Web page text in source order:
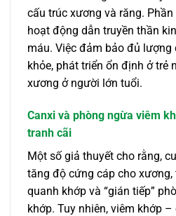
cấu trúc xương và răng.
hoạt động dẫn truyền thần
máu. Việc đảm bảo đủ
khỏe, phát triển ổn định ở trẻ
xương ở người lớn tuổi.
Canxi và phòng ngừa viêm
tranh cãi
Một số giả thuyết cho rằng,
tăng độ cứng cáp cho
quanh khớp và “gián tiếp”
khớp. Tuy nhiên, viêm khớp